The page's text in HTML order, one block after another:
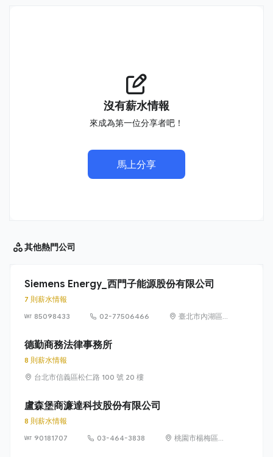
沒有薪水情報
來成為第一位分享者吧！
馬上分享
其他熱門公司
Siemens Energy_西門子能源股份有限公司
7 則薪水情報
85098433
02-77506466
臺北市內湖區
德勤商務法律事務所
8 則薪水情報
台北市信義區松仁路 100 號 20 樓
盧森堡商濂達科技股份有限公司
8 則薪水情報
90181707
03-464-3838
桃園市楊梅區高